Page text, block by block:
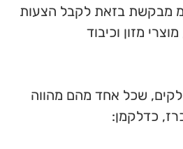
מבקשת בזאת לקבל הצעות
מזון וכיבוד
זה שני ) 2( חלקים, שכל אחד מהם מהווה
כדלקמן: